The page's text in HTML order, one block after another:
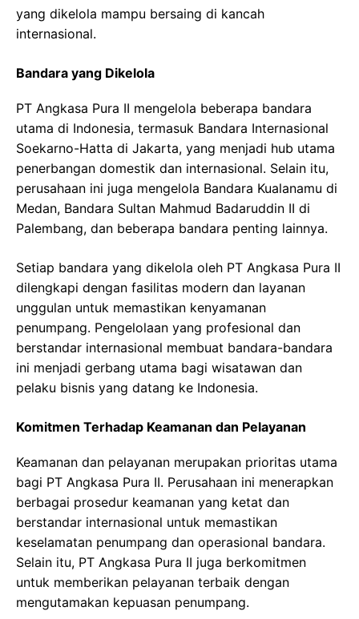
yang dikelola mampu bersaing di kancah
internasional.
Bandara yang Dikelola
PT Angkasa Pura II mengelola beberapa bandara
utama di Indonesia, termasuk Bandara Internasional
Soekarno-Hatta di Jakarta, yang menjadi hub utama
penerbangan domestik dan internasional. Selain itu,
perusahaan ini juga mengelola Bandara Kualanamu di
Medan, Bandara Sultan Mahmud Badaruddin II di
Palembang, dan beberapa bandara penting lainnya.
Setiap bandara yang dikelola oleh PT Angkasa Pura II
dilengkapi dengan fasilitas modern dan layanan
unggulan untuk memastikan kenyamanan
penumpang. Pengelolaan yang profesional dan
berstandar internasional membuat bandara-bandara
ini menjadi gerbang utama bagi wisatawan dan
pelaku bisnis yang datang ke Indonesia.
Komitmen Terhadap Keamanan dan Pelayanan
Keamanan dan pelayanan merupakan prioritas utama
bagi PT Angkasa Pura II. Perusahaan ini menerapkan
berbagai prosedur keamanan yang ketat dan
berstandar internasional untuk memastikan
keselamatan penumpang dan operasional bandara.
Selain itu, PT Angkasa Pura II juga berkomitmen
untuk memberikan pelayanan terbaik dengan
mengutamakan kepuasan penumpang.